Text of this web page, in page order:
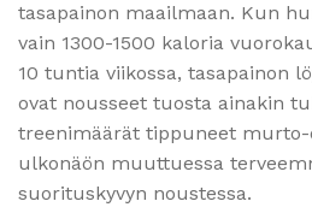
tasapainon maailmaan. Kun
vain 1300-1500 kaloria
10 tuntia viikossa, tasapainon
ovat nousseet tuosta ainakin
treenimäärät tippuneet murto-
ulkonäön muuttuessa
suorituskyvyn noustessa.